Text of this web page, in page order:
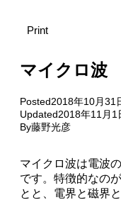
Print
マイクロ波
Posted2018年10月31
Updated2018年11月1
By藤野光彦
マイクロ波は電波
です。特徴的なの
とと、電界と磁界